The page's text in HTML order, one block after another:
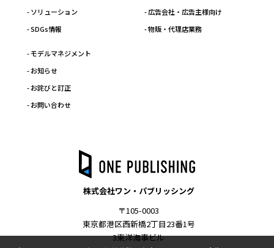
- ソリューション
- SDGs情報
- 広告会社・広告主様向け
- 物販・代理店業務
- モデルマネジメント
- お知らせ
- お詫びと訂正
- お問い合わせ
株式会社ワン・パブリッシング
〒105-0003
東京都港区西新橋2丁目23番1号
3東洋海事ビル